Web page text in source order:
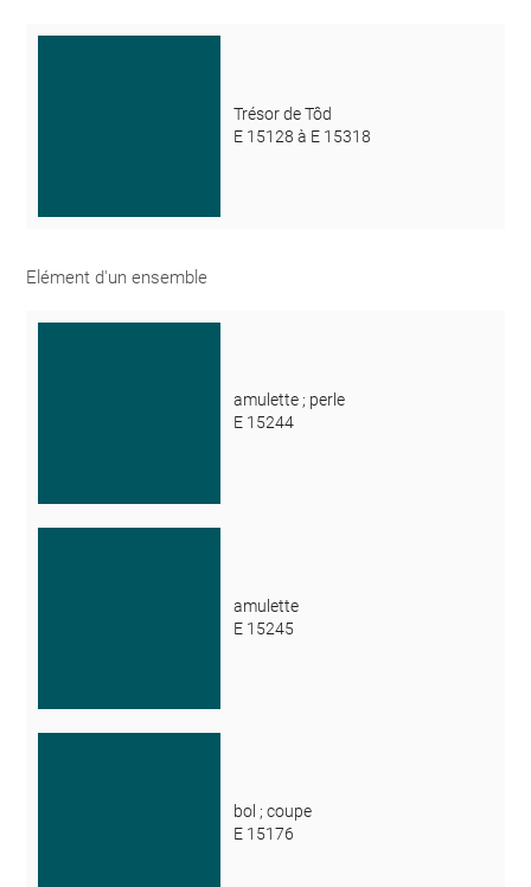
Trésor de Tôd
E 15128 à E 15318
Elément d'un ensemble
amulette ; perle
E 15244
amulette
E 15245
bol ; coupe
E 15176